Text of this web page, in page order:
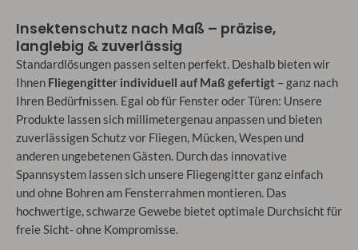
Insektenschutz nach Maß – präzise,
langlebig & zuverlässig
Standardlösungen passen selten perfekt. Deshalb bieten wir
Ihnen Fliegengitter individuell auf Maß gefertigt – ganz nach
Ihren Bedürfnissen. Egal ob für Fenster oder Türen: Unsere
Produkte lassen sich millimetergenau anpassen und bieten
zuverlässigen Schutz vor Fliegen, Mücken, Wespen und
anderen ungebetenen Gästen. Durch das innovative
Spannsystem lassen sich unsere Fliegengitter ganz einfach
und ohne Bohren am Fensterrahmen montieren. Das
hochwertige, schwarze Gewebe bietet optimale Durchsicht für
freie Sicht- ohne Kompromisse.